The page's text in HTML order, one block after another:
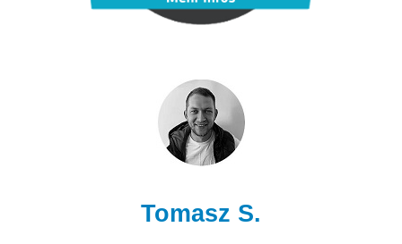
Tomasz S.